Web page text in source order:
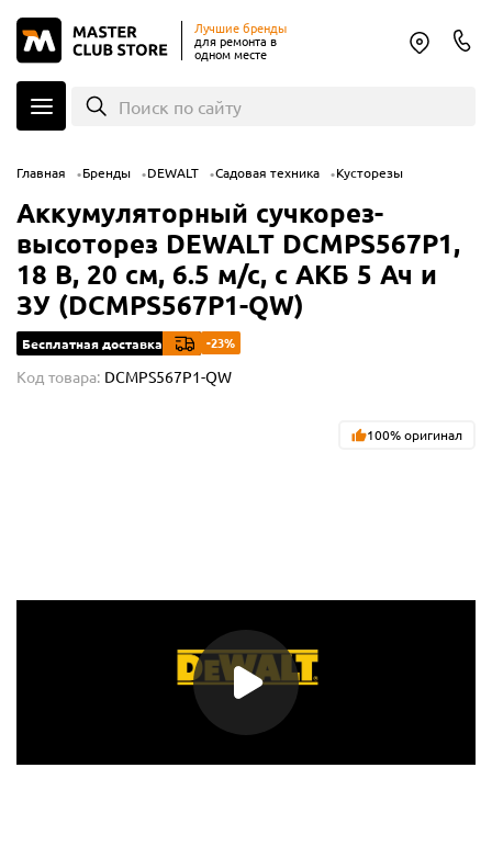
Лучшие бренды
для ремонта в
одном месте
Поиск по сайту
Главная Бренды DEWALT Садовая техника Кусторезы
Аккумуляторный сучкорез-
высоторез DEWALT DCMPS567P1,
18 В, 20 см, 6.5 м/с, с АКБ 5 Ач и
ЗУ (DCMPS567P1-QW)
Бесплатная доставка -23%
Код товара: DCMPS567P1-QW
100% оригинал